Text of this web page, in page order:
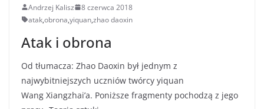
Andrzej Kalisz
8 czerwca 2018
atak,obrona,yiquan,zhao daoxin
Atak i obrona
Od tłumacza: Zhao Daoxin był jednym z
najwybitniejszych uczniów twórcy yiquan
Wang Xiangzhai’a. Poniższe fragmenty pochodzą z jego